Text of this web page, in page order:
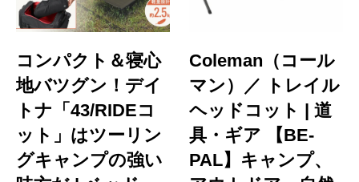
コンパクト＆寝心
地バツグン！デイ
トナ「43/RIDEコ
ット」はツーリン
グキャンプの強い
Coleman（コール
マン）／ トレイル
ヘッドコット | 道
具・ギア 【BE-
PAL】キャンプ、